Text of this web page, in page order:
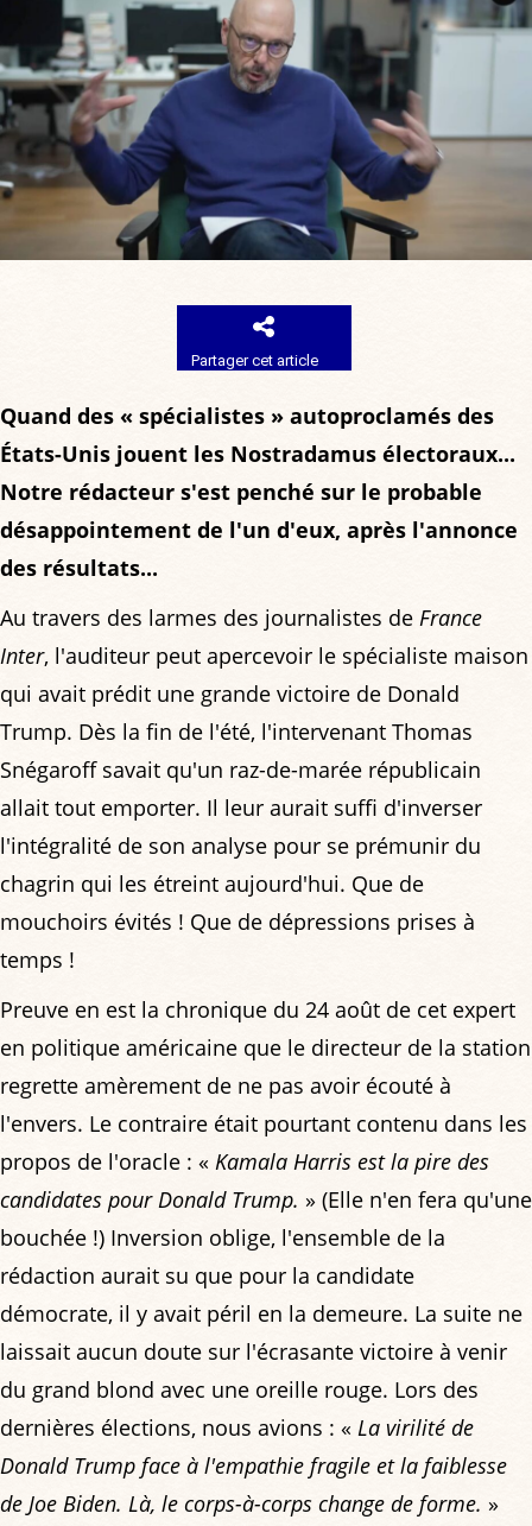
Partager cet article
Quand des « spécialistes » autoproclamés des
États-Unis jouent les Nostradamus électoraux...
Notre rédacteur s'est penché sur le probable
désappointement de l'un d'eux, après l'annonce
des résultats...
Au travers des larmes des journalistes de France
Inter, l'auditeur peut apercevoir le spécialiste maison
qui avait prédit une grande victoire de Donald
Trump. Dès la fin de l'été, l'intervenant Thomas
Snégaroff savait qu'un raz-de-marée républicain
allait tout emporter. Il leur aurait suffi d'inverser
l'intégralité de son analyse pour se prémunir du
chagrin qui les étreint aujourd'hui. Que de
mouchoirs évités ! Que de dépressions prises à
temps !
Preuve en est la chronique du 24 août de cet expert
en politique américaine que le directeur de la station
regrette amèrement de ne pas avoir écouté à
l'envers. Le contraire était pourtant contenu dans les
propos de l'oracle : « Kamala Harris est la pire des
candidates pour Donald Trump. » (Elle n'en fera qu'une
bouchée !) Inversion oblige, l'ensemble de la
rédaction aurait su que pour la candidate
démocrate, il y avait péril en la demeure. La suite ne
laissait aucun doute sur l'écrasante victoire à venir
du grand blond avec une oreille rouge. Lors des
dernières élections, nous avions : « La virilité de
Donald Trump face à l'empathie fragile et la faiblesse
de Joe Biden. Là, le corps-à-corps change de forme. »